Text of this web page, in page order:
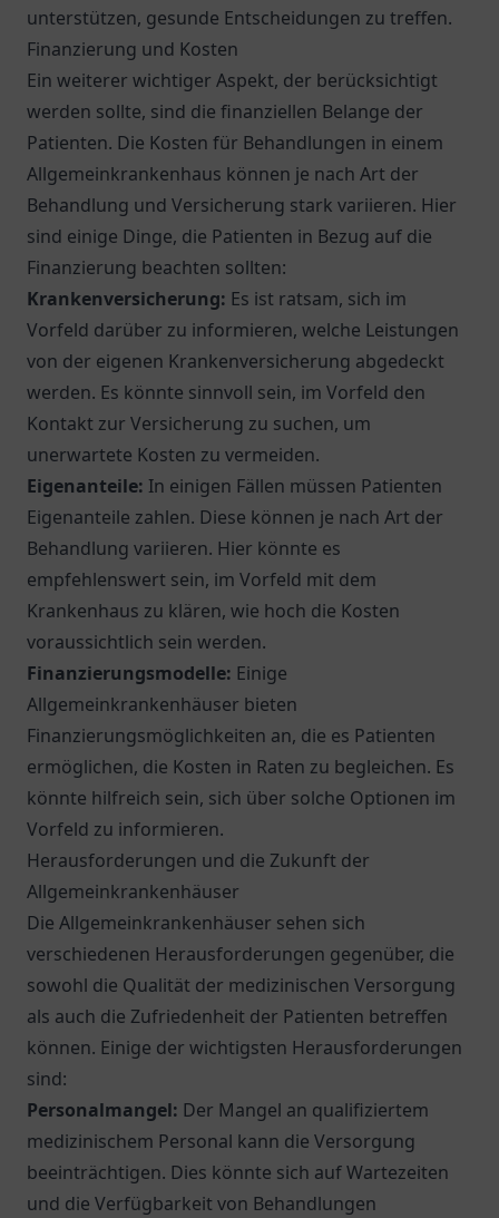
unterstützen, gesunde Entscheidungen zu treffen.
Finanzierung und Kosten
Ein weiterer wichtiger Aspekt, der berücksichtigt
werden sollte, sind die finanziellen Belange der
Patienten. Die Kosten für Behandlungen in einem
Allgemeinkrankenhaus können je nach Art der
Behandlung und Versicherung stark variieren. Hier
sind einige Dinge, die Patienten in Bezug auf die
Finanzierung beachten sollten:
Krankenversicherung: Es ist ratsam, sich im
Vorfeld darüber zu informieren, welche Leistungen
von der eigenen Krankenversicherung abgedeckt
werden. Es könnte sinnvoll sein, im Vorfeld den
Kontakt zur Versicherung zu suchen, um
unerwartete Kosten zu vermeiden.
Eigenanteile: In einigen Fällen müssen Patienten
Eigenanteile zahlen. Diese können je nach Art der
Behandlung variieren. Hier könnte es
empfehlenswert sein, im Vorfeld mit dem
Krankenhaus zu klären, wie hoch die Kosten
voraussichtlich sein werden.
Finanzierungsmodelle: Einige
Allgemeinkrankenhäuser bieten
Finanzierungsmöglichkeiten an, die es Patienten
ermöglichen, die Kosten in Raten zu begleichen. Es
könnte hilfreich sein, sich über solche Optionen im
Vorfeld zu informieren.
Herausforderungen und die Zukunft der
Allgemeinkrankenhäuser
Die Allgemeinkrankenhäuser sehen sich
verschiedenen Herausforderungen gegenüber, die
sowohl die Qualität der medizinischen Versorgung
als auch die Zufriedenheit der Patienten betreffen
können. Einige der wichtigsten Herausforderungen
sind:
Personalmangel: Der Mangel an qualifiziertem
medizinischem Personal kann die Versorgung
beeinträchtigen. Dies könnte sich auf Wartezeiten
und die Verfügbarkeit von Behandlungen